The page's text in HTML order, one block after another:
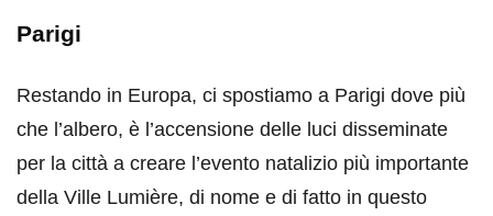
Parigi
Restando in Europa, ci spostiamo a Parigi dove più
che l’albero, è l’accensione delle luci disseminate
per la città a creare l’evento natalizio più importante
della Ville Lumière, di nome e di fatto in questo